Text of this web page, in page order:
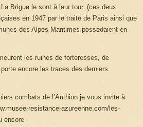
Brigue le sont à leur tour. (ces deux
en 1947 par le traité de Paris ainsi que
des Alpes-Maritimes possédaient en
les ruines de forteresses, de
encore les traces des derniers
combats de l’Authion je vous invite à
resistance-azureenne.com/les-
encore